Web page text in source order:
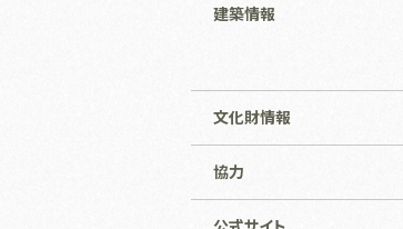
建築情報
文化財情報
協力